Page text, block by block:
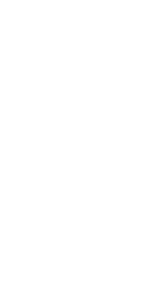
有功能，实际上我最
语解析，操作简单明了
中文版
！
可以帮助你更好地发挥
键词，可以生成截然不
融合，能够产生独特且
手非常友好，让我在输